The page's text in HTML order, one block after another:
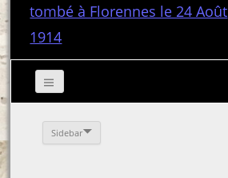
tombé à Florennes le 24 Août
1914
Sidebar